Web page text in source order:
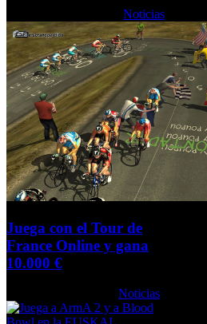
Noticias
Juega con el Tour de
France Online y gana
10.000 €
Noticias